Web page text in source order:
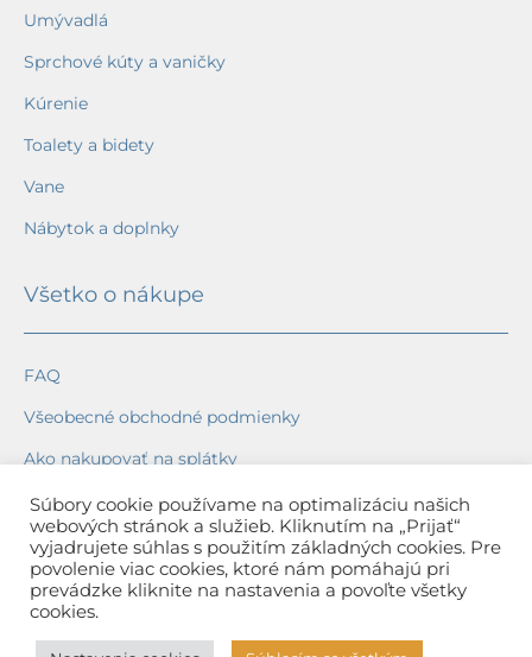
Umývadlá
Sprchové kúty a vaničky
Kúrenie
Toalety a bidety
Vane
Nábytok a doplnky
Všetko o nákupe
FAQ
Všeobecné obchodné podmienky
Ako nakupovať na splátky
Ochrana osobných údajov
Reklamačný poriadok
Spôsob a cena dopravy
Súbory cookie používame na optimalizáciu našich
webových stránok a služieb. Kliknutím na „Prijať“
vyjadrujete súhlas s použitím základných cookies. Pre
povolenie viac cookies, ktoré nám pomáhajú pri
prevádzke kliknite na nastavenia a povoľte všetky
cookies.